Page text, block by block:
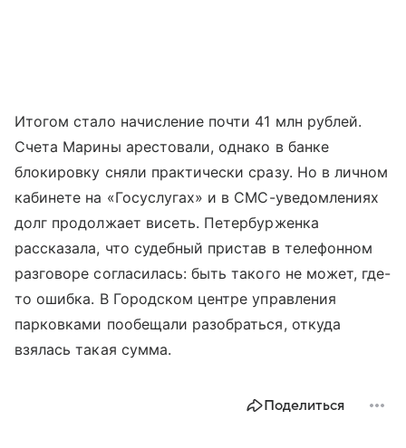
Итогом стало начисление почти 41 млн рублей.
Счета Марины арестовали, однако в банке
блокировку сняли практически сразу. Но в личном
кабинете на «Госуслугах» и в СМС-уведомлениях
долг продолжает висеть. Петербурженка
рассказала, что судебный пристав в телефонном
разговоре согласилась: быть такого не может, где-
то ошибка. В Городском центре управления
парковками пообещали разобраться, откуда
взялась такая сумма.
Поделиться